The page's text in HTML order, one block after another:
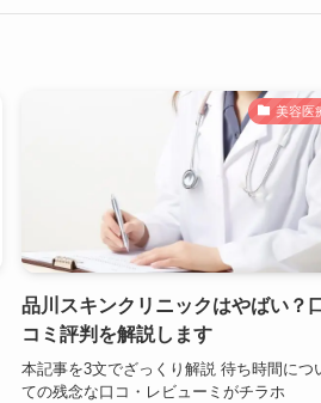
美容医
品川スキンクリニックはやばい？口
コミ評判を解説します
本記事を3文でざっくり解説 待ち時間につ
ての残念な口コ・レビューミがチラホ